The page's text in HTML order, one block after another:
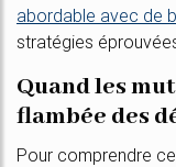
abordable avec de
stratégies
Quand les
flambée des
Pour comprendre